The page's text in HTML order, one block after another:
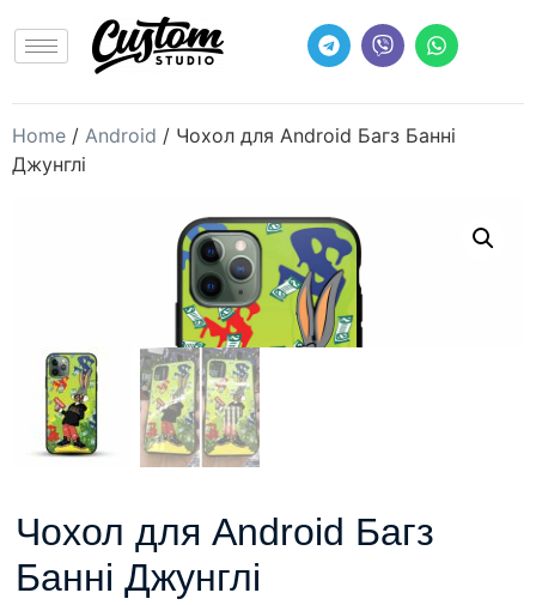
Home / Android / Чохол для Android Багз Банні
Джунглі
Чохол для Android Багз
Банні Джунглі